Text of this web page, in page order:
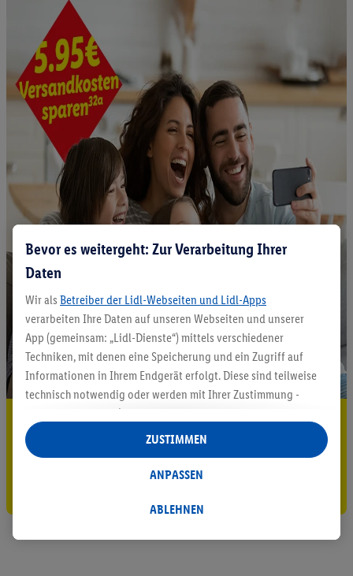
5.95 € Versand sparen³²ᵃ
Jetzt zum Newsletter anmelden
Bevor es weitergeht: Zur Verarbeitung Ihrer
Daten
Wir als Betreiber der Lidl-Webseiten und Lidl-Apps
verarbeiten Ihre Daten auf unseren Webseiten und unserer
App (gemeinsam: „Lidl-Dienste“) mittels verschiedener
Techniken, mit denen eine Speicherung und ein Zugriff auf
Informationen in Ihrem Endgerät erfolgt. Diese sind teilweise
technisch notwendig oder werden mit Ihrer Zustimmung -
auch durch Partner (u.a.
Verantwortliche; im Zusammenhang mit dem IAB TCF
insgesamt
Statistik-Erstellung oder für personalisierte Werbung
Datenverarbeitungen für personalisierte Werbung werden
ABLEHNEN
ANPASSEN
ZUSTIMMEN